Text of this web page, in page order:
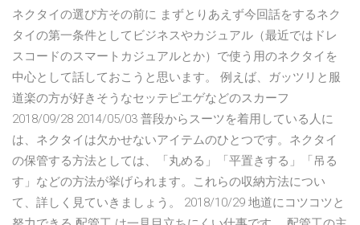
ネクタイの選び方その前に まずとりあえず今回話をするネク
タイの第一条件としてビジネスやカジュアル（最近ではドレ
スコードのスマートカジュアルとか）で使う用のネクタイを
中心として話しておこうと思います。 例えば、ガッツリと服
道楽の方が好きそうなセッテピエゲなどのスカーフ
2018/09/28 2014/05/03 普段からスーツを着用している人に
は、ネクタイは欠かせないアイテムのひとつです。ネクタイ
の保管する方法としては、「丸める」「平置きする」「吊る
す」などの方法が挙げられます。これらの収納方法につい
て、詳しく見ていきましょう。 2018/10/29 地道にコツコツと